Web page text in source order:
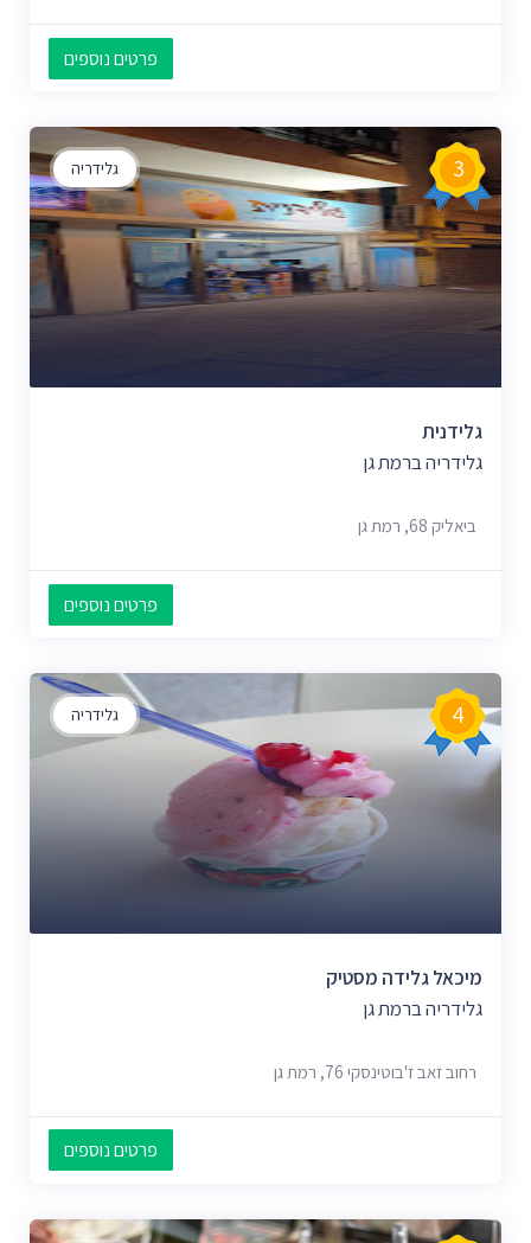
פרטים נוספים
גלידריה 3
גלידנית
גלידריה ברמת גן
ביאליק 68, רמת גן
פרטים נוספים
גלידריה 4
מיכאל גלידה מסטיק
גלידריה ברמת גן
רחוב זאב ז'בוטינסקי 76, רמת גן
פרטים נוספים